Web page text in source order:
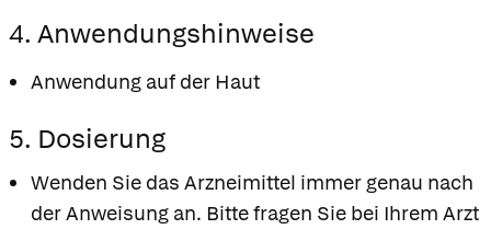
4. Anwendungshinweise
Anwendung auf der Haut
5. Dosierung
Wenden Sie das Arzneimittel immer genau nach
der Anweisung an. Bitte fragen Sie bei Ihrem Arzt